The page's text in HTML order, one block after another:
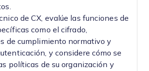
de CX, evalúe las funciones de
como el cifrado,
de cumplimiento normativo y
y considere cómo se
políticas de su organización y